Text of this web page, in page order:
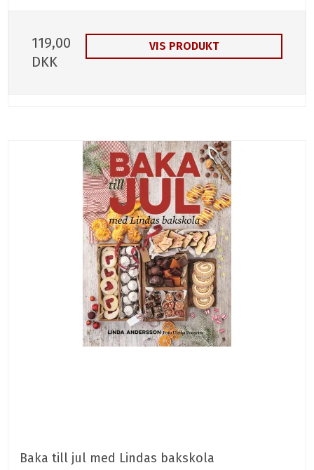
119,00
DKK
VIS PRODUKT
Baka till jul med Lindas bakskola